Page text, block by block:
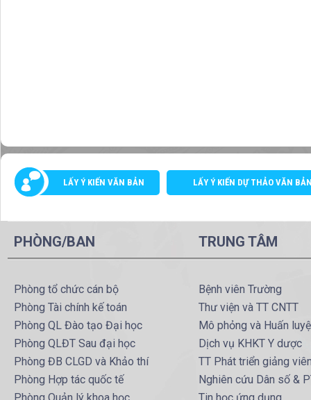
LẤY Ý KIẾN VĂN BẢN LẤY Ý KIẾN DỰ THẢO VĂN
PHÒNG/BAN
Phòng tổ chức cán bộ
Phòng Tài chính kế toán
Phòng QL Đào tạo Đại học
Phòng QLĐT Sau đại học
Phòng ĐB CLGD và Khảo thí
Phòng Hợp tác quốc tế
TRUNG TÂM
Bệnh viên Trường
Thư viện và TT CNTT
Mô phỏng và Huấn
Dịch vụ KHKT Y dược
TT Phát triển giảng
Nghiên cứu Dân số &